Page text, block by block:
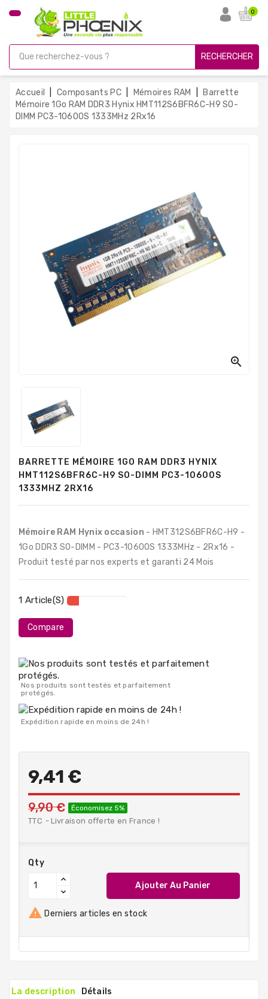
CATÉGORIE
Gamer
Unités
Centrales
Reconditionnées
Mémoires
Durs
Composants
PC
Composants
PC
Portables
Destockage
0
RECHERCHER
Accueil Composants PC Mémoires RAM
Barrette
Mémoire 1Go RAM DDR3 Hynix HMT112S6BFR6C-H9 SO-
DIMM PC3-10600S 1333MHz 2Rx16

BARRETTE MÉMOIRE 1GO RAM DDR3 HYNIX
HMT112S6BFR6C-H9 SO-DIMM PC3-10600S
1333MHZ 2RX16
Mémoire RAM Hynix occasion - HMT312S6BFR6C-H9 -
1Go DDR3 SO-DIMM - PC3-10600S 1333MHz - 2Rx16 -
Produit testé par nos experts et garanti 24 Mois
1 Article(s)
Compare
Nos produits sont testés et parfaitement
protégés.
Expédition rapide en moins de 24h !
9,41 €
9,90 € Économisez 5%
TTC Livraison offerte en France !
Qty
Ajouter Au Panier
 Derniers articles en stock
La description Détails